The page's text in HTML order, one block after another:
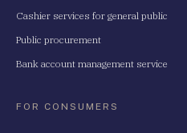
Cashier services for general public
Public procurement
Bank account management service
FOR CONSUMERS